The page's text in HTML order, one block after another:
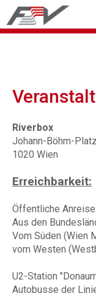
Riverbox
Johann-Böhm-
1020 Wien
Erreichbarkeit:
Öffentliche Anreise:
Aus den
Vom Süden (Wien
vom Westen
U2-Station
Autobusse der